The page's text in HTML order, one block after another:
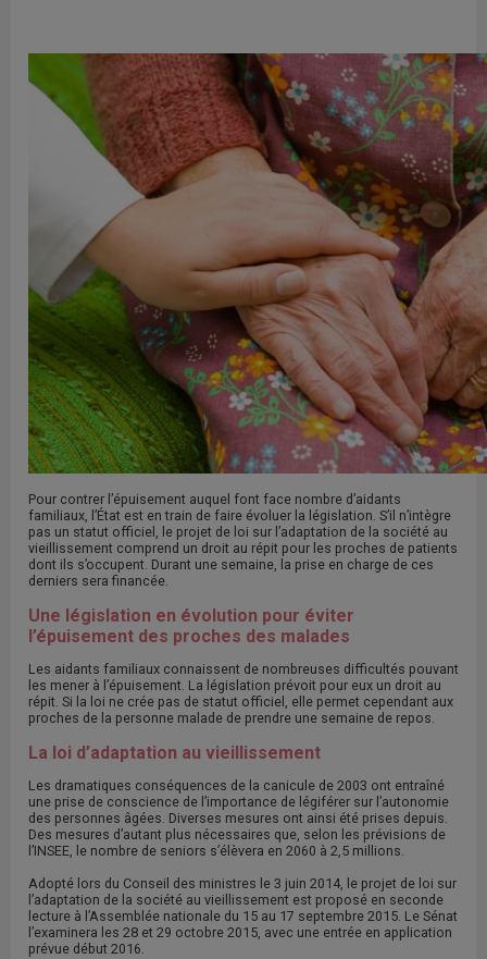
Pour contrer l’épuisement auquel font face nombre d’aidants
familiaux, l’État est en train de faire évoluer la législation. S’il n’intègre
pas un statut officiel, le projet de loi sur l’adaptation de la société au
vieillissement comprend un droit au répit pour les proches de patients
dont ils s’occupent. Durant une semaine, la prise en charge de ces
derniers sera financée.
Une législation en évolution pour éviter
l’épuisement des proches des malades
Les aidants familiaux connaissent de nombreuses difficultés pouvant
les mener à l’épuisement. La législation prévoit pour eux un droit au
répit. Si la loi ne crée pas de statut officiel, elle permet cependant aux
proches de la personne malade de prendre une semaine de repos.
La loi d’adaptation au vieillissement
Les dramatiques conséquences de la canicule de 2003 ont entraîné
une prise de conscience de l’importance de légiférer sur l’autonomie
des personnes âgées. Diverses mesures ont ainsi été prises depuis.
Des mesures d’autant plus nécessaires que, selon les prévisions de
l’INSEE, le nombre de seniors s’élèvera en 2060 à 2,5 millions.
Adopté lors du Conseil des ministres le 3 juin 2014, le projet de loi sur
l’adaptation de la société au vieillissement est proposé en seconde
lecture à l’Assemblée nationale du 15 au 17 septembre 2015. Le Sénat
l’examinera les 28 et 29 octobre 2015, avec une entrée en application
prévue début 2016.